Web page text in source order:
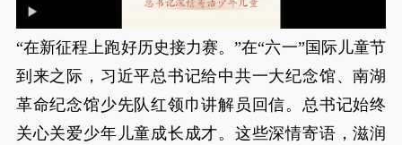
“在新征程上跑好历史接力赛。”在“六一”国际儿童节
到来之际，习近平总书记给中共一大纪念馆、南湖
革命纪念馆少先队红领巾讲解员回信。总书记始终
关心关爱少年儿童成长成才。这些深情寄语，滋润